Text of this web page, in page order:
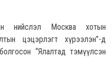
ын нийслэл Москва хотын
цэцэрлэгт хүрээлэн”-д
“Ялалтад тэмүүлсэн